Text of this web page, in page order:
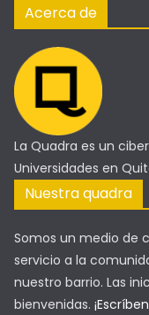
Acerca de
La Quadra es un
Universidades en
Nuestra quadra
Somos un medio de
servicio a la
nuestro barrio. Las
bienvenidas.